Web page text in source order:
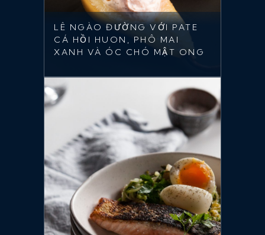
LÊ NGÀO ĐƯỜNG VỚI PATE
CÁ HỒI HUON, PHÔ MAI
XANH VÀ ÓC CHÓ MẬT ONG